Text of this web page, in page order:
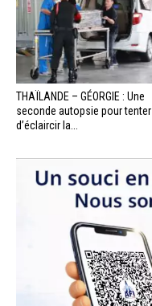
THAÏLANDE – GÉORGIE : Une
seconde autopsie pour tenter
d’éclaircir la...